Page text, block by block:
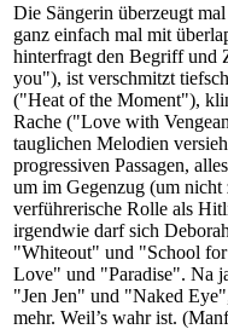
Die Sängerin überzeugt
ganz einfach mal mit
hinterfragt den Begriff und
you"), ist verschmitzt
("Heat of the Moment"),
Rache ("Love with
tauglichen Melodien
progressiven Passagen,
um im Gegenzug (um
verführerische Rolle als
irgendwie darf sich
"Whiteout" und "School for
Love" und "Paradise". Na
"Jen Jen" und "Naked
mehr. Weil’s wahr ist.